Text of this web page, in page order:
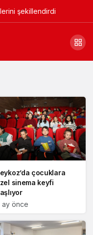
şekillendirdi
çocuklara
sinema keyfi
ay önce